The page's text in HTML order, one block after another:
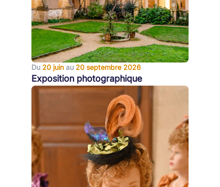
Du 20 juin au 20 septembre 2026
Exposition photographique